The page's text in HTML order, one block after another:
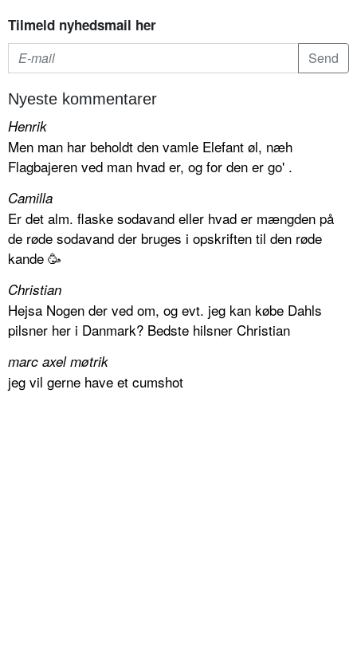
Tilmeld nyhedsmail her
Nyeste kommentarer
Henrik
Men man har beholdt den vamle Elefant øl, næh
Flagbajeren ved man hvad er, og for den er go' .
Camilla
Er det alm. flaske sodavand eller hvad er mængden på
de røde sodavand der bruges i opskriften til den røde
kande 🥳
Christian
Hejsa Nogen der ved om, og evt. jeg kan købe Dahls
pilsner her i Danmark? Bedste hilsner Christian
marc axel møtrik
jeg vil gerne have et cumshot